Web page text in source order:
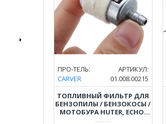
ПРО-ТЕЛЬ:
CARVER
АРТИКУЛ:
01.008.00215
ТОПЛИВНЫЙ ФИЛЬТР ДЛЯ
БЕНЗОПИЛЫ / БЕНЗОКОСЫ /
МОТОБУРА HUTER, ECHO,
CHAMPION, CARVER, PATRIOT